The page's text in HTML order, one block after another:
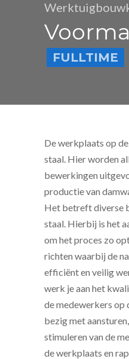
FULLTIME
De werkplaats op
staal. Hier worden
bewerkingen
productie van
Het betreft diverse
staal. Hierbij is het
om het proces zo
richten waarbij de
efficiënt en veilig
werk je aan het
de medewerkers op
bezig met
stimuleren van de
de werkplaats en